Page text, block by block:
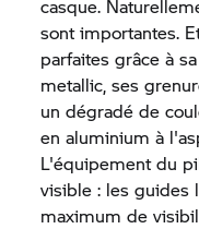
casque.
sont importantes.
parfaites grâce à
metallic, ses
un dégradé de
en aluminium à
L'équipement du
visible : les guides
maximum de